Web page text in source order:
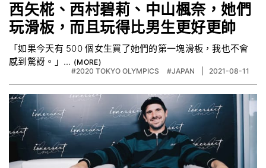
西矢椛、西村碧莉、中山楓奈，她們
玩滑板，而且玩得比男生更好更帥
「如果今天有 500 個女生買了她們的第一塊滑板，我也不會
感到驚訝。」...
#2020 TOKYO OLYMPICS #JAPAN 2021-08-11